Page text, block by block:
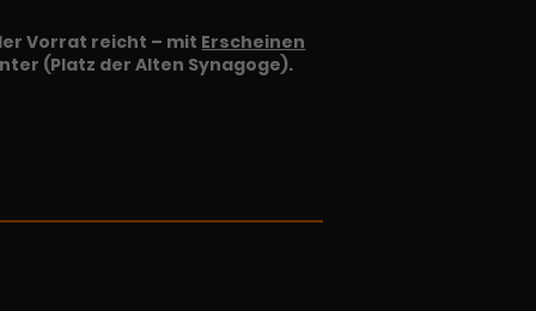
Vorrat reicht – mit Erscheinen
(Platz der Alten Synagoge).